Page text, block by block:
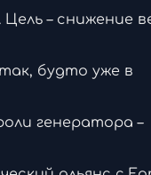
– снижение
будто уже в
генератора –